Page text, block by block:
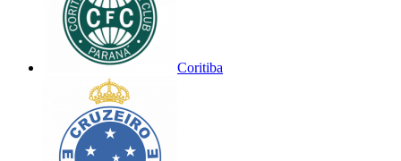
Coritiba